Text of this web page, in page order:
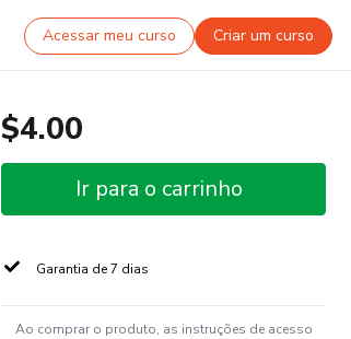
Acessar meu curso Criar um curso
$4.00
Ir para o carrinho
Garantia de 7 dias
Ao comprar o produto, as instruções de acesso